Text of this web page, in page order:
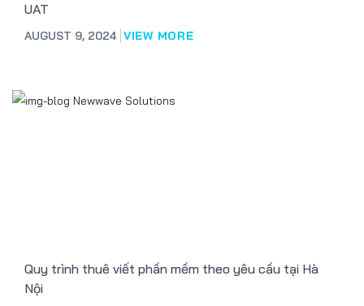
UAT
AUGUST 9, 2024 VIEW MORE
Quy trình thuê viết phần mềm theo yêu cầu tại Hà
Nội